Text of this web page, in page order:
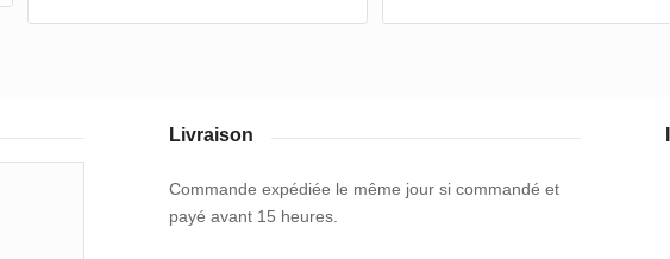
Livraison
Commande expédiée le même jour si commandé et
payé avant 15 heures.